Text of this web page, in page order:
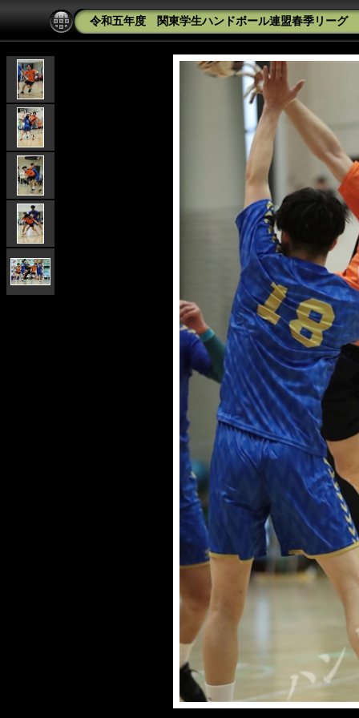
令和五年度 関東学生ハンドボール連盟春季リー